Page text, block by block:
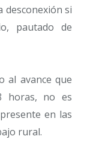
desconexión si
pautado de
al avance que
horas, no es
en las
rural.